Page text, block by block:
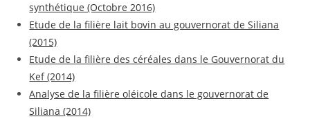
synthétique (Octobre 2016)
Etude de la filière lait bovin au gouvernorat de Siliana
(2015)
Etude de la filière des céréales dans le Gouvernorat du
Kef (2014)
Analyse de la filière oléicole dans le gouvernorat de
Siliana (2014)